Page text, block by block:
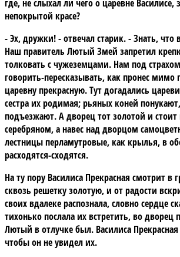
где, не слыхал ли чего о царевне Василисе,
непокрытой красе?
- Эх, дружки! - отвечал старик. - Знать,
Наш правитель Лютый Змей запретил
толковать с чужеземцами. Нам под
говорить-пересказывать, как пронес мимо
царевну прекрасную. Тут догадались
сестра их родимая; рьяных коней
подъезжают. А дворец тот золотой и
серебряном, а навес над дворцом
лестницы перламутровые, как крылья, в
расходятся-сходятся.
На ту пору Василиса Прекрасная смотрит в
сквозь решетку золотую, и от радости
своих вдалеке распознала, словно сердце
тихонько послала их встретить, во
Лютый в отлучке был. Василиса Прекрасная
чтобы он не увидел их.